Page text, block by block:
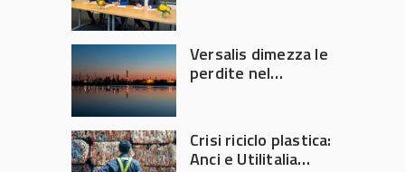
Versalis dimezza le
perdite nel
Crisi riciclo plastica:
Anci e Utilitalia